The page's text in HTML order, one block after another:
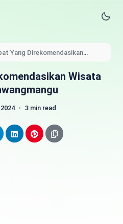
Yang Direkomendasikan
Wisata
3 min read